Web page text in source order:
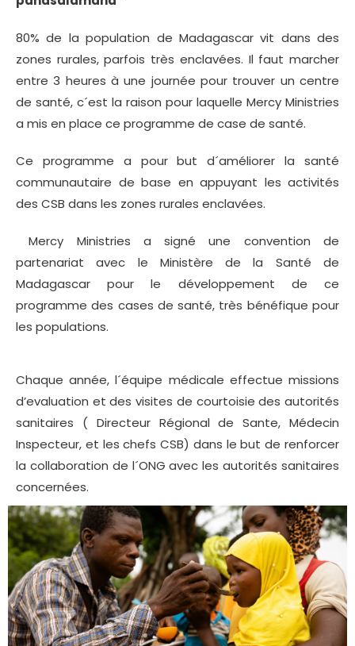
80% de la population de Madagascar vit dans des
zones rurales, parfois très enclavées. Il faut marcher
entre 3 heures à une journée pour trouver un centre
de santé, c´est la raison pour laquelle Mercy Ministries
a mis en place ce programme de case de santé.
Ce programme a pour but d´améliorer la santé
communautaire de base en appuyant les activités
des CSB dans les zones rurales enclavées.
Mercy Ministries a signé une convention de
partenariat avec le Ministère de la Santé de
Madagascar pour le développement de ce
programme des cases de santé, très bénéfique pour
les populations.
Chaque année, l´équipe médicale effectue missions
d’evaluation et des visites de courtoisie des autorités
sanitaires ( Directeur Régional de Sante, Médecin
Inspecteur, et les chefs CSB) dans le but de renforcer
la collaboration de l´ONG avec les autorités sanitaires
concernées.